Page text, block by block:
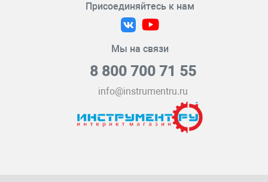
Присоединяйтесь к нам
Мы на связи
8 800 700 71 55
info@instrumentru.ru